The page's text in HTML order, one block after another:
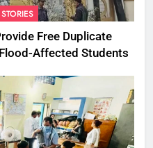
Free Duplicate
Affected Students